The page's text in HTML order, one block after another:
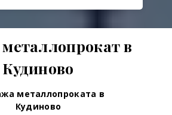
в
Кудиново
металлопроката в
Кудиново